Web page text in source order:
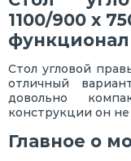
1100/900 х
Стол угловой
отличный
довольно
конструкции он
Главное о